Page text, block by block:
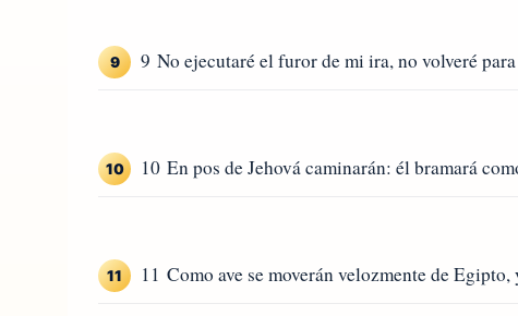
9 9 No ejecutaré el furor de mi ira, no volveré
10 10 En pos de Jehová caminarán: él bramará
11 11 Como ave se moverán velozmente de